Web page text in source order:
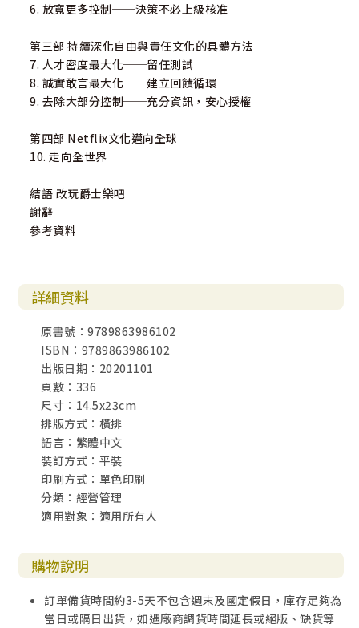
6. 放寬更多控制──決策不必上級核准
第三部 持續深化自由與責任文化的具體方法
7. 人才密度最大化──留任測試
8. 誠實敢言最大化──建立回饋循環
9. 去除大部分控制──充分資訊，安心授權
第四部 Netflix文化邁向全球
10. 走向全世界
結語 改玩爵士樂吧
謝辭
參考資料
詳細資料
原書號：9789863986102
ISBN：9789863986102
出版日期：20201101
頁數：336
尺寸：14.5x23cm
排版方式：橫排
語言：繁體中文
裝訂方式：平裝
印刷方式：單色印刷
分類：經營管理
適用對象：適用所有人
購物說明
訂單備貨時間約3-5天不包含週末及國定假日，庫存足夠為
當日或隔日出貨，如遇廠商調貨時間延長或絕版、缺貨等